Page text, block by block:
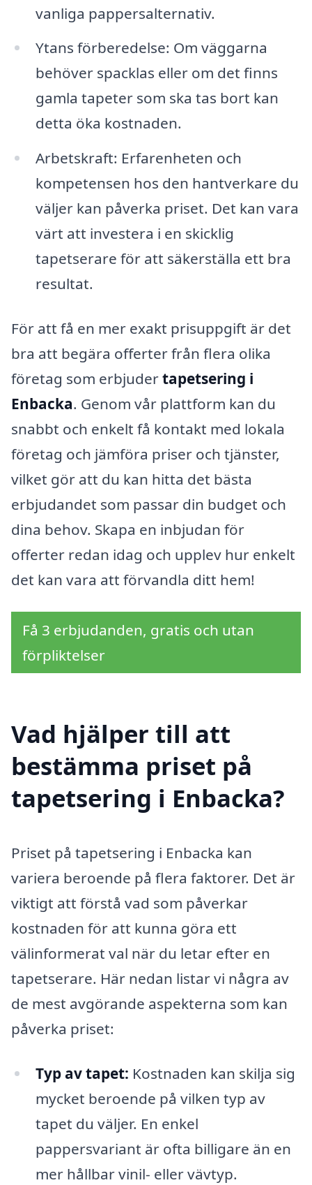
vanliga pappersalternativ.
Ytans förberedelse: Om väggarna
behöver spacklas eller om det finns
gamla tapeter som ska tas bort kan
detta öka kostnaden.
Arbetskraft: Erfarenheten och
kompetensen hos den hantverkare du
väljer kan påverka priset. Det kan vara
värt att investera i en skicklig
tapetserare för att säkerställa ett bra
resultat.
För att få en mer exakt prisuppgift är det
bra att begära offerter från flera olika
företag som erbjudertapetsering i
Enbacka. Genom vår plattform kan du
snabbt och enkelt få kontakt med lokala
företag och jämföra priser och tjänster,
vilket gör att du kan hitta det bästa
erbjudandet som passar din budget och
dina behov. Skapa en inbjudan för
offerter redan idag och upplev hur enkelt
det kan vara att förvandla ditt hem!
Få 3 erbjudanden, gratis och utan
förpliktelser
Vad hjälper till att
bestämma priset på
tapetsering i Enbacka?
Priset på tapetsering i Enbacka kan
variera beroende på flera faktorer. Det är
viktigt att förstå vad som påverkar
kostnaden för att kunna göra ett
välinformerat val när du letar efter en
tapetserare. Här nedan listar vi några av
de mest avgörande aspekterna som kan
påverka priset:
Typ av tapet: Kostnaden kan skilja sig
mycket beroende på vilken typ av
tapet du väljer. En enkel
pappersvariant är ofta billigare än en
mer hållbar vinil- eller vävtyp.